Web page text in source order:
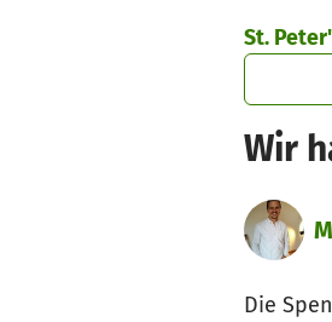
St.
Wir
Die